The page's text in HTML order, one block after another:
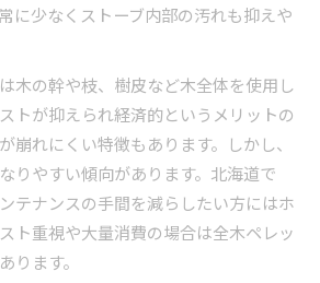
に少なくストーブ内部の汚れも抑えや
木の幹や枝、樹皮など木全体を使用し
トが抑えられ経済的というメリットの
崩れにくい特徴もあります。しかし、
りやすい傾向があります。北海道で
テナンスの手間を減らしたい方にはホ
ト重視や大量消費の場合は全木ペレッ
ります。